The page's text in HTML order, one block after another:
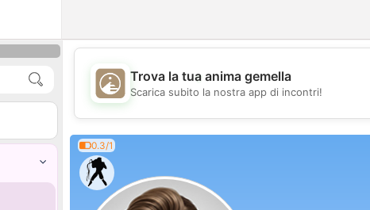
💖
Trova la tua anima gemella
Scarica subito la nostra app di incontri!
0.3/1